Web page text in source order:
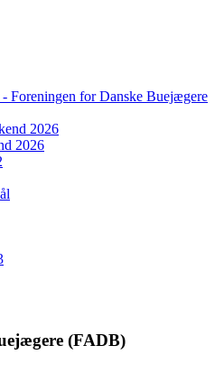
2026
(FADB)